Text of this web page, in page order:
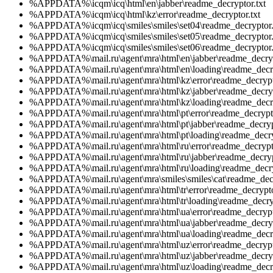
%APPDATA%\icqm\icq\html\en\jabber\readme_decryptor.txt
%APPDATA%\icqm\icq\html\kz\error\readme_decryptor.txt